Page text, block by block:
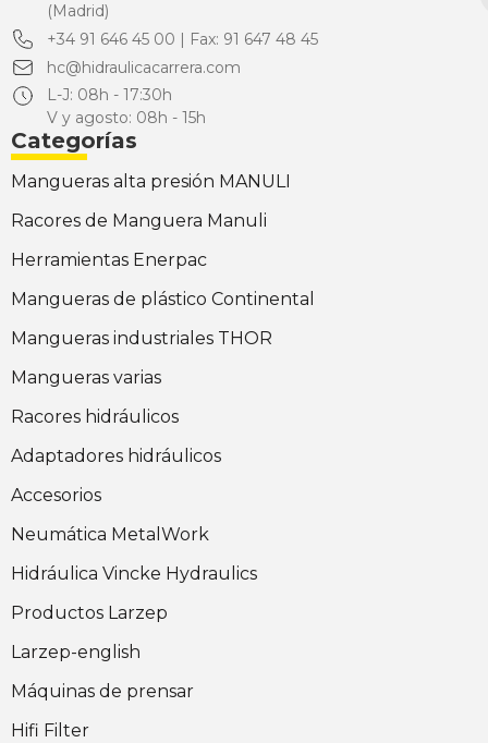
(Madrid)
+34 91 646 45 00 | Fax: 91 647 48 45
hc@hidraulicacarrera.com
L-J: 08h - 17:30h
V y agosto: 08h - 15h
Categorías
Mangueras alta presión MANULI
Racores de Manguera Manuli
Herramientas Enerpac
Mangueras de plástico Continental
Mangueras industriales THOR
Mangueras varias
Racores hidráulicos
Adaptadores hidráulicos
Accesorios
Neumática MetalWork
Hidráulica Vincke Hydraulics
Productos Larzep
Larzep-english
Máquinas de prensar
Hifi Filter